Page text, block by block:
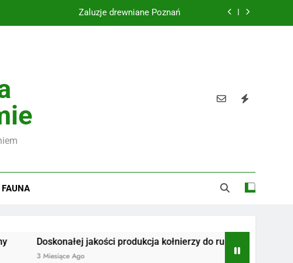
Żaluzje drewniane Poznań
jakości produkcja kołnierzy do rur
Miesiące Ago
Radiotelefony
3 Miesiące Ago